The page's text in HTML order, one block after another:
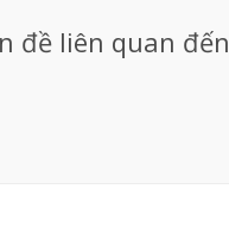
đề liên quan đến